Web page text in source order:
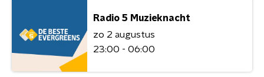
Radio 5 Muzieknacht
zo 2 augustus
23:00 - 06:00